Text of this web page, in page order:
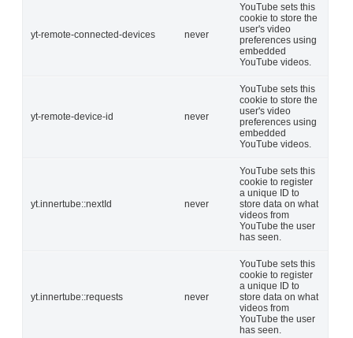
yt-remote-connected-devices never
YouTube sets this
cookie to store the
user's video
preferences using
embedded
YouTube videos.
yt-remote-device-id never
YouTube sets this
cookie to store the
user's video
preferences using
embedded
YouTube videos.
yt.innertube::nextId never
YouTube sets this
cookie to register
a unique ID to
store data on what
videos from
YouTube the user
has seen.
yt.innertube::requests never
YouTube sets this
cookie to register
a unique ID to
store data on what
videos from
YouTube the user
has seen.